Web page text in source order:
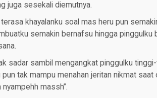
juga sesekali diemutnya.
khayalanku soal mas heru pun
semakin bernafsu hingga pinggulku
sadar sambil mengangkat pinggulku
tak mampu menahan jeritan nikmat saat
massh”.